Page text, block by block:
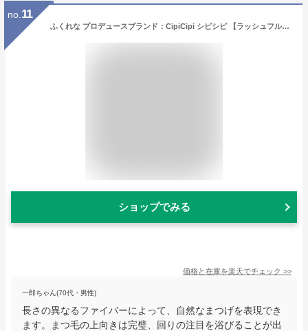
no. 11
ふくれな プロデュースブランド：CipiCipi シピシピ 【ラッシュフルール カラーマスカラ】／まつげ花咲く、 お湯落ちタイプのロングカールマスカラ
ショップでみる
価格と在庫を楽天でチェック >>
一郎ちゃん(70代・男性)
長さの異なるファイバーによって、自然なまつげを表現でき
ます。まつ毛の上向きは完璧、回りの注目を浴びることが出